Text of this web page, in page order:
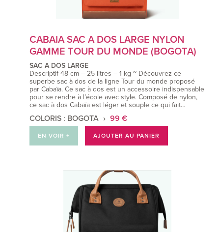
CABAIA SAC A DOS LARGE NYLON
GAMME TOUR DU MONDE (BOGOTA)
SAC A DOS LARGE
Descriptif 48 cm – 25 litres – 1 kg ~ Découvrez ce
superbe sac à dos de la ligne Tour du monde proposé
par Cabaïa. Ce sac à dos est un accessoire indispensable
pour se rendre à l’école avec style. Composé de nylon,
ce sac à dos Cabaïa est léger et souple ce qui fait…
COLORIS : BOGOTA 99 €
EN VOIR + AJOUTER AU PANIER